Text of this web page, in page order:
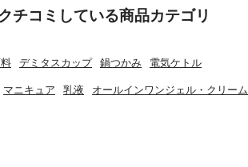
コミしている商品カテゴリ
デミタスカップ 鍋つかみ 電気ケトル
マニキュア 乳液 オールインワンジェル・クリーム